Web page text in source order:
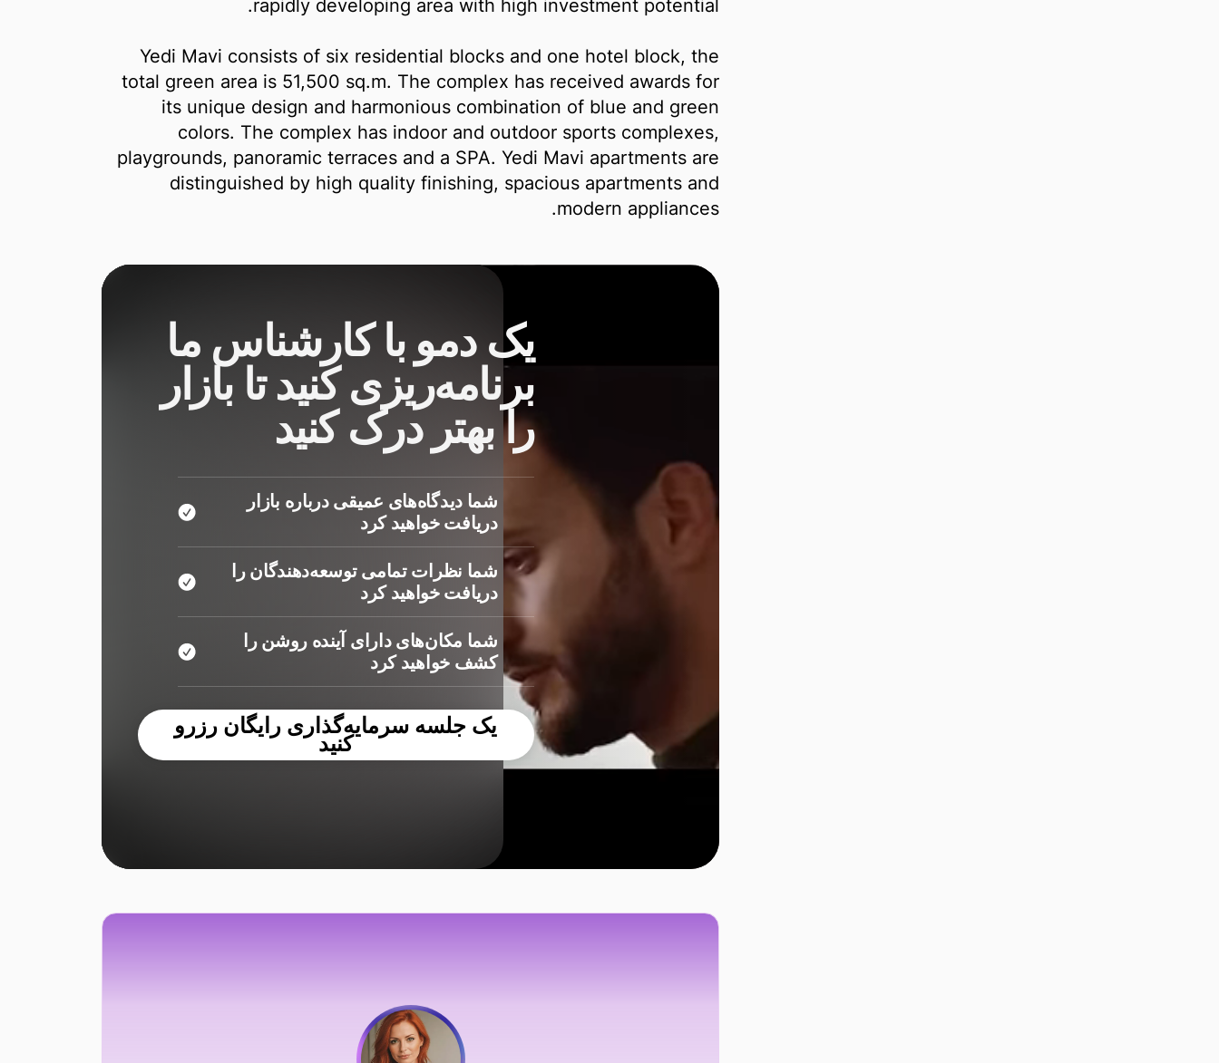
rapidly developing area with high investment potential.
Yedi Mavi consists of six residential blocks and one hotel block, the
total green area is 51,500 sq.m. The complex has received awards for
its unique design and harmonious combination of blue and green
colors. The complex has indoor and outdoor sports complexes,
playgrounds, panoramic terraces and a SPA. Yedi Mavi apartments are
distinguished by high quality finishing, spacious apartments and
modern appliances.
یک دمو با کارشناس ما
برنامه‌ریزی کنید تا بازار
را بهتر درک کنید
شما دیدگاه‌های عمیقی درباره بازار
دریافت خواهید کرد
شما نظرات تمامی توسعه‌دهندگان را
دریافت خواهید کرد
شما مکان‌های دارای آینده روشن را
کشف خواهید کرد
یک جلسه سرمایه‌گذاری رایگان رزرو
کنید